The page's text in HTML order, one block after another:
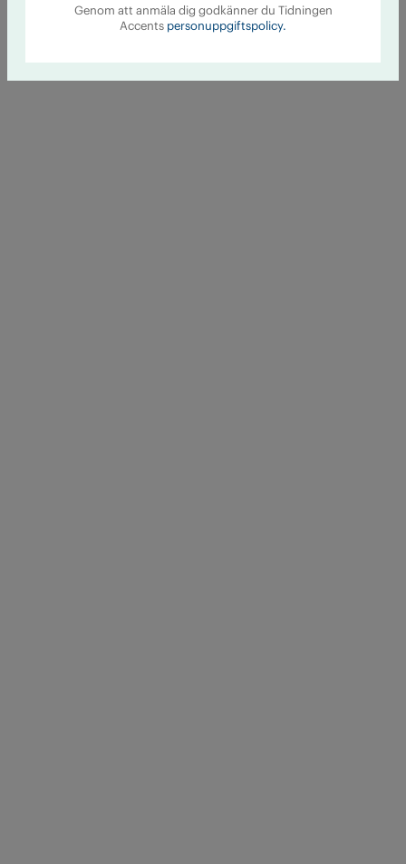
Genom att anmäla dig godkänner du Tidningen
Accents personuppgiftspolicy.